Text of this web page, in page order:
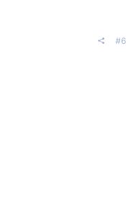
#6